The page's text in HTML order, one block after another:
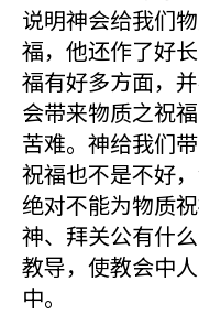
说明神会给我们
福，他还作了好
福有好多方面，
会带来物质之祝
苦难。神给我们
祝福也不是不好
绝对不能为物质
神、拜关公有什
教导，使教会中
中。